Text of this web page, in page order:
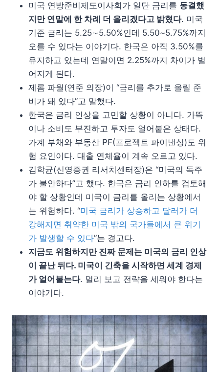
미국 연방준비제도이사회가 일단 금리를 동결했
지만 연말에 한 차례 더 올리겠다고 밝혔다. 미국
기준 금리는 5.25∼5.50%인데 5.50~5.75%까지
오를 수 있다는 이야기다. 한국은 아직 3.50%를
유지하고 있는데 연말이면 2.25%까지 차이가 벌
어지게 된다.
제롬 파월(연준 의장)이 “금리를 추가로 올릴 준
비가 돼 있다”고 말했다.
한국은 금리 인상을 고민할 상황이 아니다. 가뜩
이나 소비도 부진하고 투자도 얼어붙은 상태다.
가계 부채와 부동산 PF(프로젝트 파이낸싱)도 위
험 요인이다. 대출 연체율이 계속 오르고 있다.
김학균(신영증권 리서치센터장)은 “미국의 독주
가 불안하다”고 했다. 한국은 금리 인하를 검토해
야 할 상황인데 미국이 금리를 올리는 상황에서
는 위험하다. “미국 금리가 상승하고 달러가 더
강해지면 취약한 미국 밖의 국가들에서 큰 위기
가 발생할 수 있다”는 경고다.
지금도 위험하지만 진짜 문제는 미국의 금리 인상
이 끝난 뒤다. 미국이 긴축을 시작하면 세계 경제
가 얼어붙는다. 멀리 보고 전략을 세워야 한다는
이야기다.